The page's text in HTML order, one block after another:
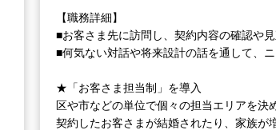
【職務詳細】
■お客さま先に訪問し、契約内容の確認や
■何気ない対話や将来設計の話を通して、
★「お客さま担当制」を導入
区や市などの単位で個々の担当エリアを決
契約したお客さまが結婚されたり、家族が